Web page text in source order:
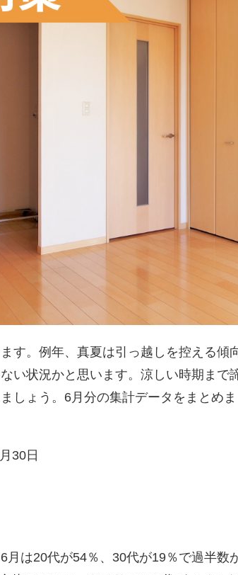
す。例年、真夏は引っ越しを控える傾
い状況かと思います。涼しい時期ま
しょう。6月分の集計データをまとめ
30日
月は20代が54％、30代が19％で過半数